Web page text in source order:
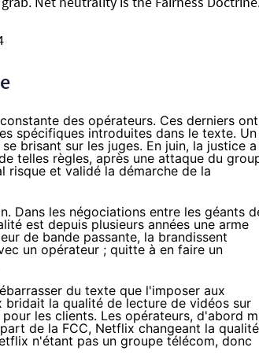
des opérateurs. Ces derniers ont
spécifiques introduites dans le texte. Un
brisant sur les juges. En juin, la justice a
telles règles, après une attaque du
risque et validé la démarche de la
Dans les négociations entre les géants
est depuis plusieurs années une arme
de bande passante, la brandissent
un opérateur ; quitte à en faire un
du texte que l'imposer aux
bridait la qualité de lecturede vidéos sur
les clients. Les opérateurs, d'abord
de la FCC, Netflixchangeant la qualité
n'étant pas un groupe télécom, donc